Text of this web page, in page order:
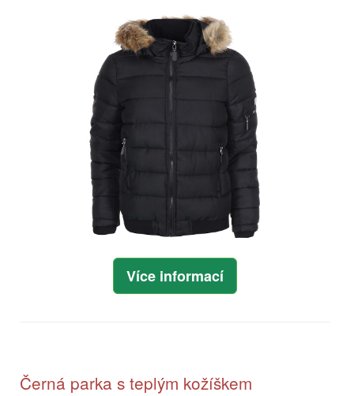
Více informací
Černá parka s teplým kožíškem